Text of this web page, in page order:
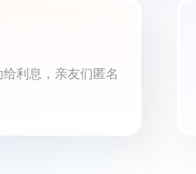
利息，亲友们匿名